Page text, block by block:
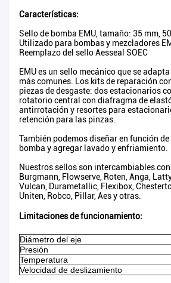
Características:
Sello de bomba EMU, tamaño: 35 mm,
Utilizado para bombas y mezcladores
Reemplazo del sello Aesseal SOEC
EMU es un sello mecánico que se
más comunes. Los kits de reparación
piezas de desgaste: dos estacionarios
rotatorio central con diafragma de
antirrotación y resortes para
retención para las pinzas.
También podemos diseñar en función
bomba y agregar lavado y enfriamiento.
Nuestros sellos son intercambiables
Burgmann, Flowserve, Roten, Anga,
Vulcan, Durametallic, Flexibox,
Uniten, Robco, Pillar, Aes y otras.
Limitaciones de funcionamiento:
Diámetro del eje
Presión
Temperatura
Velocidad de deslizamiento